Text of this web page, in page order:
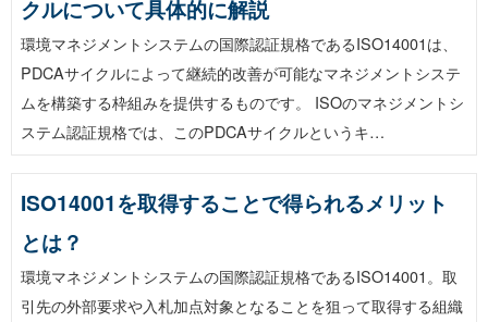
クルについて具体的に解説
環境マネジメントシステムの国際認証規格であるISO14001は、
PDCAサイクルによって継続的改善が可能なマネジメントシステ
ムを構築する枠組みを提供するものです。 ISOのマネジメントシ
ステム認証規格では、このPDCAサイクルというキ…
ISO14001を取得することで得られるメリット
とは？
環境マネジメントシステムの国際認証規格であるISO14001。取
引先の外部要求や入札加点対象となることを狙って取得する組織